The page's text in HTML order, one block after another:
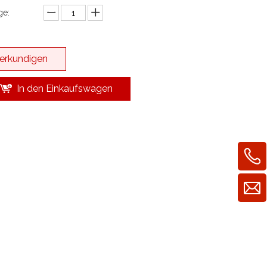
erkundigen
In den Einkaufswagen